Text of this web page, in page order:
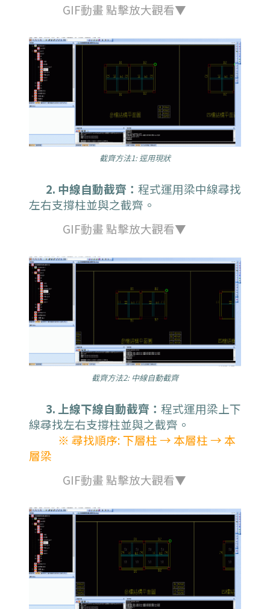
GIF動畫 點擊放大觀看▼
截齊方法1: 逕用現狀
2. 中線自動截齊： 程式運用梁中線尋找
左右支撐柱並與之截齊。
GIF動畫 點擊放大觀看▼
截齊方法2: 中線自動截齊
3. 上線下線自動截齊： 程式運用梁上下
線尋找左右支撐柱並與之截齊。
※ 尋找順序: 下層柱 → 本層柱 → 本
層梁
GIF動畫 點擊放大觀看▼